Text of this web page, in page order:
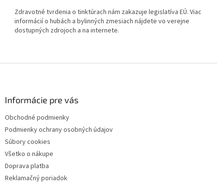
Zdravotné tvrdenia o tinktúrach nám zakazuje legislatíva EÚ. Viac
informácií o hubách a bylinných zmesiach nájdete vo verejne
dostupných zdrojoch a na internete.
Informácie pre vás
Obchodné podmienky
Podmienky ochrany osobných údajov
Súbory cookies
Všetko o nákupe
Doprava platba
Reklamačný poriadok